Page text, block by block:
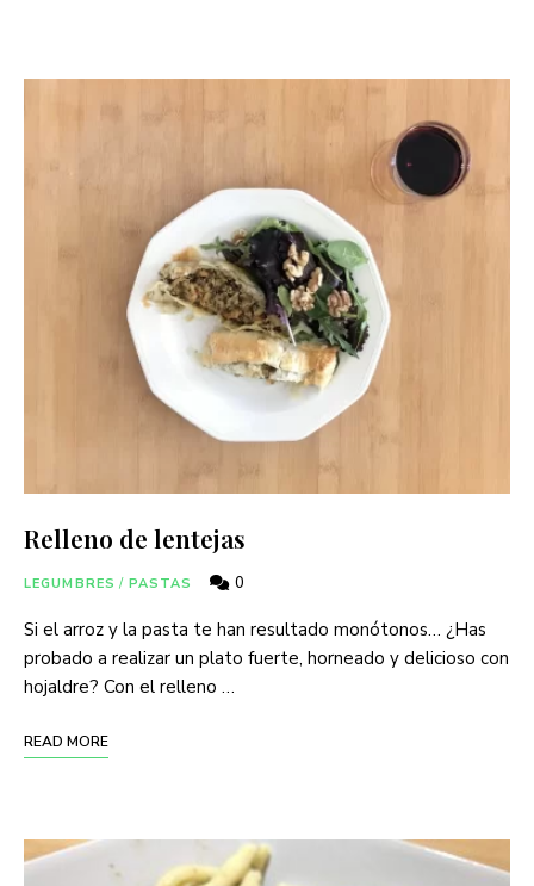
Relleno de lentejas
LEGUMBRES / PASTAS 0
Si el arroz y la pasta te han resultado monótonos… ¿Has
probado a realizar un plato fuerte, horneado y delicioso con
hojaldre? Con el relleno …
READ MORE